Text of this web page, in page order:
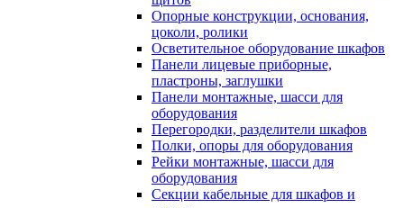
Опорные конструкции, основания,
цоколи, ролики
Осветительное оборудование шкафов
Панели лицевые приборные,
пластроны, заглушки
Панели монтажные, шасси для
оборудования
Перегородки, разделители шкафов
Полки, опоры для оборудования
Рейки монтажные, шасси для
оборудования
Секции кабельные для шкафов и